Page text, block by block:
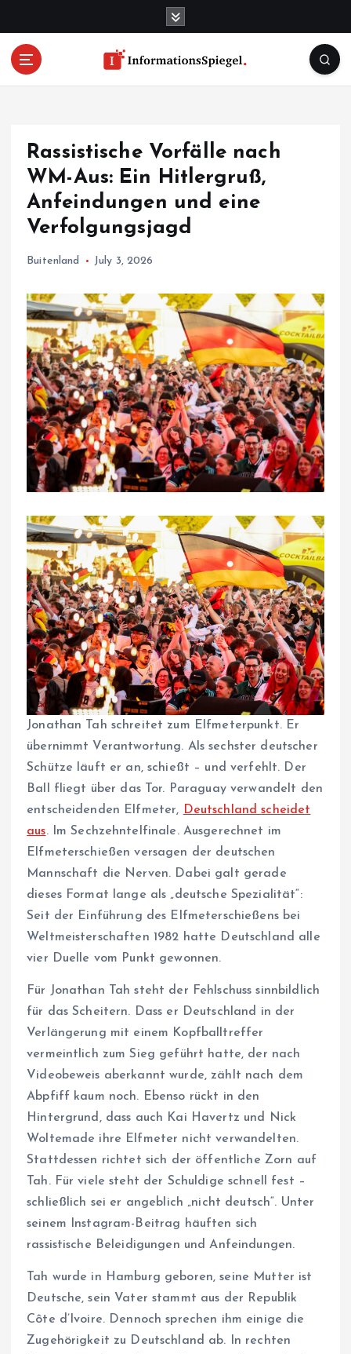
Rassistische Vorfälle nach
WM-Aus: Ein Hitlergruß,
Anfeindungen und eine
Verfolgungsjagd
Buitenland July 3, 2026
Jonathan Tah schreitet zum Elfmeterpunkt. Er
übernimmt Verantwortung. Als sechster deutscher
Schütze läuft er an, schießt – und verfehlt. Der
Ball fliegt über das Tor. Paraguay verwandelt den
entscheidenden Elfmeter, Deutschland scheidet
aus. Im Sechzehntelfinale. Ausgerechnet im
Elfmeterschießen versagen der deutschen
Mannschaft die Nerven. Dabei galt gerade
dieses Format lange als „deutsche Spezialität“:
Seit der Einführung des Elfmeterschießens bei
Weltmeisterschaften 1982 hatte Deutschland alle
vier Duelle vom Punkt gewonnen.
Für Jonathan Tah steht der Fehlschuss sinnbildlich
für das Scheitern. Dass er Deutschland in der
Verlängerung mit einem Kopfballtreffer
vermeintlich zum Sieg geführt hatte, der nach
Videobeweis aberkannt wurde, zählt nach dem
Abpfiff kaum noch. Ebenso rückt in den
Hintergrund, dass auch Kai Havertz und Nick
Woltemade ihre Elfmeter nicht verwandelten.
Stattdessen richtet sich der öffentliche Zorn auf
Tah. Für viele steht der Schuldige schnell fest –
schließlich sei er angeblich „nicht deutsch“. Unter
seinem Instagram-Beitrag häuften sich
rassistische Beleidigungen und Anfeindungen.
Tah wurde in Hamburg geboren, seine Mutter ist
Deutsche, sein Vater stammt aus der Republik
Côte d’Ivoire. Dennoch sprechen ihm einige die
Zugehörigkeit zu Deutschland ab. In rechten